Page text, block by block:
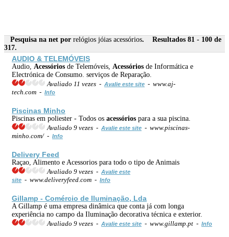
Pesquisa na net por relógios jóias acessórios. Resultados 81 - 100 de
317.
AUDIO & TELEMÓVEIS
Audio, Acessórios de Telemóveis, Acessórios de Informática e
Electrónica de Consumo. serviços de Reparação.
Avaliado 11 vezes - Avalie este site - www.aj-
tech.com - Info
Piscinas Minho
Piscinas em poliester - Todos os acessórios para a sua piscina.
Avaliado 9 vezes - Avalie este site - www.piscinas-
minho.com/ - Info
Delivery Feed
Raçao, Alimento e Acessorios para todo o tipo de Animais
Avaliado 9 vezes - Avalie este
site - www.deliveryfeed.com - Info
Gillamp - Comércio de Iluminação, Lda
A Gillamp é uma empresa dinâmica que conta já com longa
experiência no campo da Iluminação decorativa técnica e exterior.
Avaliado 9 vezes - Avalie este site - www.gillamp.pt - Info